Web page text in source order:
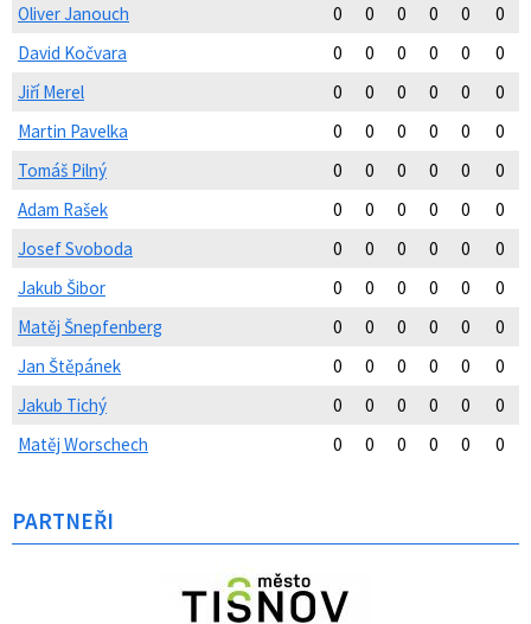
Oliver Janouch
0 0 0 0 0
0
David Kočvara
0 0 0 0 0
0
Jiří Merel
0 0 0 0 0
0
Martin Pavelka
0 0 0 0 0
0
Tomáš Pilný
0 0 0 0 0
0
Adam Rašek
0 0 0 0 0
0
Josef Svoboda
0 0 0 0 0
0
Jakub Šibor
0 0 0 0 0
0
Matěj Šnepfenberg
0 0 0 0 0
0
Jan Štěpánek
0 0 0 0 0
0
Jakub Tichý
0 0 0 0 0
0
Matěj Worschech
0 0 0 0 0 0
PARTNEŘI